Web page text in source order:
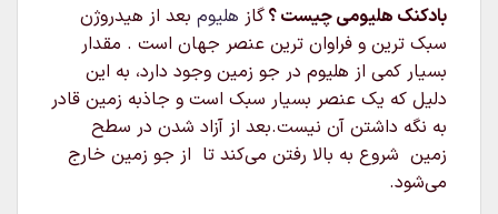
بادکنک هلیومی چیست ؟گاز هلیوم بعد از هیدروژن
سبک‌ ترین و فراوان‌ ترین عنصر جهان است . مقدار
بسیار کمی از هلیوم در جو زمین وجود دارد، به این
دلیل که یک عنصر بسیار سبک است و جاذبه زمین قادر
به نگه داشتن آن نیست.بعد از آزاد شدن در سطح
زمین شروع به بالا رفتن می‌کند تا از جو زمین خارج
می‌شود.